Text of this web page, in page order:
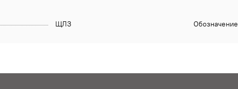
ЩЛЗ Обозначение